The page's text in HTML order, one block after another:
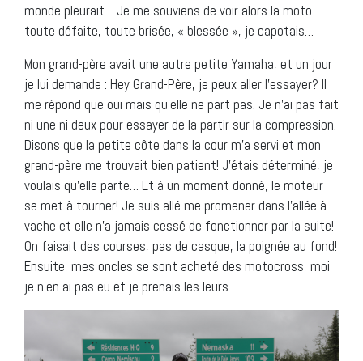
monde pleurait… Je me souviens de voir alors la moto
toute défaite, toute brisée, « blessée », je capotais…
Mon grand-père avait une autre petite Yamaha, et un jour
je lui demande : Hey Grand-Père, je peux aller l’essayer? Il
me répond que oui mais qu’elle ne part pas. Je n’ai pas fait
ni une ni deux pour essayer de la partir sur la compression.
Disons que la petite côte dans la cour m’a servi et mon
grand-père me trouvait bien patient! J’étais déterminé, je
voulais qu’elle parte… Et à un moment donné, le moteur
se met à tourner! Je suis allé me promener dans l’allée à
vache et elle n’a jamais cessé de fonctionner par la suite!
On faisait des courses, pas de casque, la poignée au fond!
Ensuite, mes oncles se sont acheté des motocross, moi
je n’en ai pas eu et je prenais les leurs.